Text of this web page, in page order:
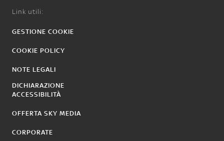
Link utili:
GESTIONE COOKIE
COOKIE POLICY
NOTE LEGALI
DICHIARAZIONE
ACCESSIBILITÀ
OFFERTA SKY MEDIA
CORPORATE